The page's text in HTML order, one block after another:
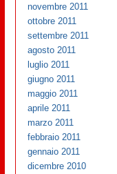
novembre 2011
ottobre 2011
settembre 2011
agosto 2011
luglio 2011
giugno 2011
maggio 2011
aprile 2011
marzo 2011
febbraio 2011
gennaio 2011
dicembre 2010